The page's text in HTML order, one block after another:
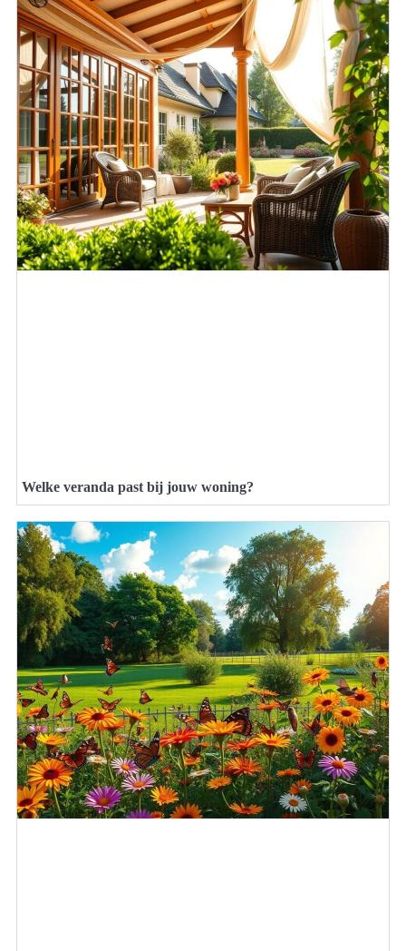
Welke veranda past bij jouw woning?